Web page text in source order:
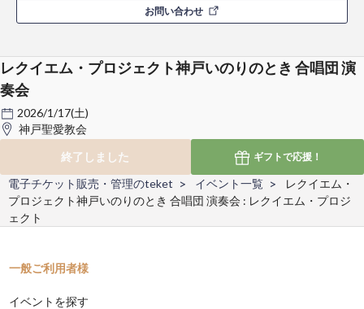
お問い合わせ
レクイエム・プロジェクト神戸いのりのとき 合唱団 演
奏会
2026/1/17(土)
神戸聖愛教会
終了しました
ギフトで応援！
電子チケット販売・管理のteket イベント一覧
レクイエム・
プロジェクト神戸いのりのとき 合唱団 演奏会 : レクイエム・プロジ
ェクト
一般ご利用者様
イベントを探す